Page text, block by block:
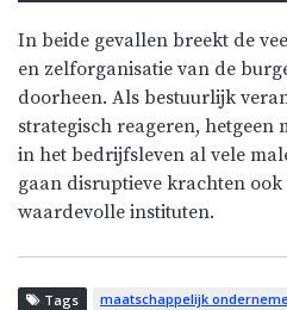
In beide gevallen breekt de
en zelforganisatie van de
doorheen. Als bestuurlijk
strategisch reageren, hetgeen
in het bedrijfsleven al vele
gaan disruptieve krachten
waardevolle instituten.
Tags maatschappelijk